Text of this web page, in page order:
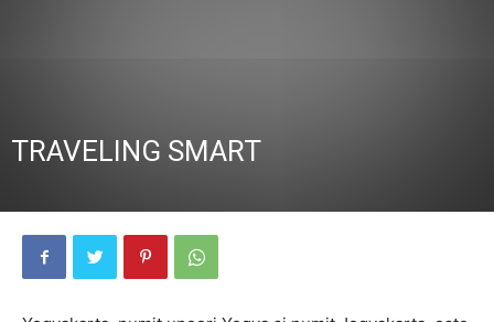
TRAVELING SMART